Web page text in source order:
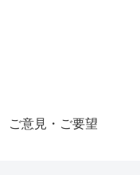
ご意見・ご要望